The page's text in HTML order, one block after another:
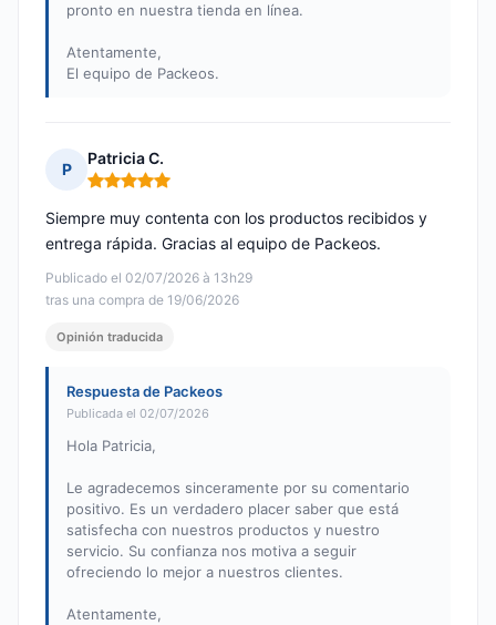
pronto en nuestra tienda en línea.
Atentamente,
El equipo de Packeos.
P
Patricia C.
Nota: 5 de 5
Publicado el 02/07/2026 à 13h29
tras una compra de 19/06/2026
Siempre muy contenta con los productos recibidos y
entrega rápida. Gracias al equipo de Packeos.
Opinión traducida
Respuesta de Packeos
Publicada el 02/07/2026
Hola Patricia,
Le agradecemos sinceramente por su comentario
positivo. Es un verdadero placer saber que está
satisfecha con nuestros productos y nuestro
servicio. Su confianza nos motiva a seguir
ofreciendo lo mejor a nuestros clientes.
Atentamente,